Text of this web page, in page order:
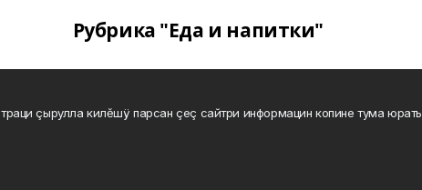
Рубрика "Еда и напитки"
çырулла килĕшÿ парсан çеç сайтри информацин копине тума юрать